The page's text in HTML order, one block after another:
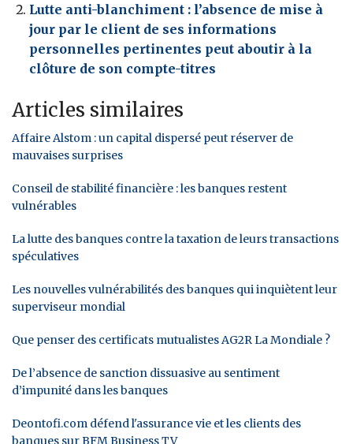
Lutte anti-blanchiment : l’absence de mise à
jour par le client de ses informations
personnelles pertinentes peut aboutir à la
clôture de son compte-titres
Articles similaires
Affaire Alstom : un capital dispersé peut réserver de
mauvaises surprises
Conseil de stabilité financière : les banques restent
vulnérables
La lutte des banques contre la taxation de leurs transactions
spéculatives
Les nouvelles vulnérabilités des banques qui inquiètent leur
superviseur mondial
Que penser des certificats mutualistes AG2R La Mondiale ?
De l’absence de sanction dissuasive au sentiment
d’impunité dans les banques
Deontofi.com défend l'assurance vie et les clients des
banques sur BFM Business TV